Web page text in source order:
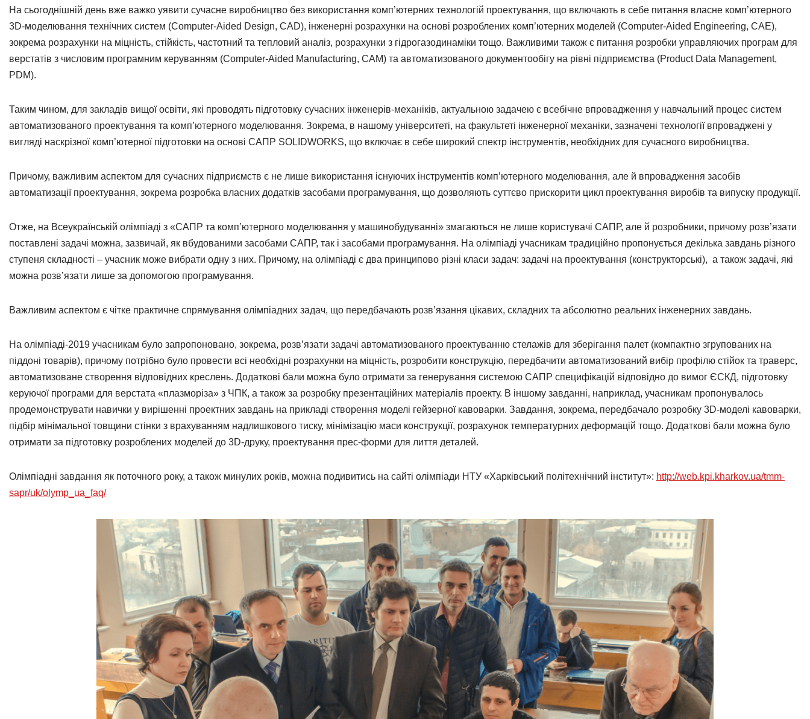
На сьогоднішній день вже важко уявити сучасне виробництво без використання комп’ютерних технологій проектування, що включають в себе питання власне комп’ютерного
3D-моделювання технічних систем (Computer-Aided Design, CAD), інженерні розрахунки на основі розроблених комп’ютерних моделей (Computer-Aided Engineering, CAE),
зокрема розрахунки на міцність, стійкість, частотний та тепловий аналіз, розрахунки з гідрогазодинаміки тощо. Важливими також є питання розробки управляючих програм для
верстатів з числовим програмним керуванням (Computer-Aided Manufacturing, CAM) та автоматизованого документообігу на рівні підприємства (Product Data Management,
PDM).
Таким чином, для закладів вищої освіти, які проводять підготовку сучасних інженерів-механіків, актуальною задачею є всебічне впровадження у навчальний процес систем
автоматизованого проектування та комп’ютерного моделювання. Зокрема, в нашому університеті, на факультеті інженерної механіки, зазначені технології впроваджені у
вигляді наскрізної комп’ютерної підготовки на основі САПР SOLIDWORKS, що включає в себе широкий спектр інструментів, необхідних для сучасного виробництва.
Причому, важливим аспектом для сучасних підприємств є не лише використання існуючих інструментів комп’ютерного моделювання, але й впровадження засобів
автоматизації проектування, зокрема розробка власних додатків засобами програмування, що дозволяють суттєво прискорити цикл проектування виробів та випуску продукції.
Отже, на Всеукраїнській олімпіаді з «САПР та комп’ютерного моделювання у машинобудуванні» змагаються не лише користувачі САПР, але й розробники, причому розв’язати
поставлені задачі можна, зазвичай, як вбудованими засобами САПР, так і засобами програмування. На олімпіаді учасникам традиційно пропонується декілька завдань різного
ступеня складності – учасник може вибрати одну з них. Причому, на олімпіаді є два принципово різні класи задач: задачі на проектування (конструкторські), а також задачі, які
можна розв’язати лише за допомогою програмування.
Важливим аспектом є чітке практичне спрямування олімпіадних задач, що передбачають розв’язання цікавих, складних та абсолютно реальних інженерних завдань.
На олімпіаді-2019 учасникам було запропоновано, зокрема, розв’язати задачі автоматизованого проектуванню стелажів для зберігання палет (компактно згрупованих на
піддоні товарів), причому потрібно було провести всі необхідні розрахунки на міцність, розробити конструкцію, передбачити автоматизований вибір профілю стійок та траверс,
автоматизоване створення відповідних креслень. Додаткові бали можна було отримати за генерування системою САПР специфікацій відповідно до вимог ЄСКД, підготовку
керуючої програми для верстата «плазморіза» з ЧПК, а також за розробку презентаційних матеріалів проекту. В іншому завданні, наприклад, учасникам пропонувалось
продемонструвати навички у вирішенні проектних завдань на прикладі створення моделі гейзерної кавоварки. Завдання, зокрема, передбачало розробку 3D-моделі кавоварки,
підбір мінімальної товщини стінки з врахуванням надлишкового тиску, мінімізацію маси конструкції, розрахунок температурних деформацій тощо. Додаткові бали можна було
отримати за підготовку розроблених моделей до 3D-друку, проектування прес-форми для лиття деталей.
Олімпіадні завдання як поточного року, а також минулих років, можна подивитись на сайті олімпіади НТУ «Харківський політехнічний інститут»: http://web.kpi.kharkov.ua/tmm-
sapr/uk/olymp_ua_faq/